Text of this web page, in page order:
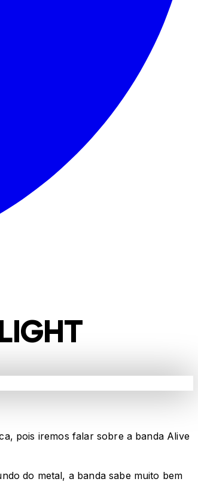
pois iremos falar sobre a banda Alive
do metal, a banda sabe muito bem